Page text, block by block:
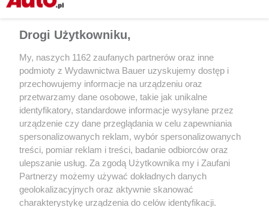
CZYTAJ TAKŻE
Drogi Użytkowniku,
My, naszych 1162 zaufanych partnerów oraz inne
podmioty z Wydawnictwa Bauer uzyskujemy dostęp i
przechowujemy informacje na urządzeniu oraz
przetwarzamy dane osobowe, takie jak unikalne
identyfikatory, standardowe informacje wysyłane przez
urządzenie czy dane przeglądania w celu zapewniania
spersonalizowanych reklam, wybór spersonalizowanych
treści, pomiar reklam i treści, badanie odbiorców oraz
ulepszanie usług. Za zgodą Użytkownika my i Zaufani
Partnerzy możemy używać dokładnych danych
geolokalizacyjnych oraz aktywnie skanować
charakterystykę urządzenia do celów identyfikacji.